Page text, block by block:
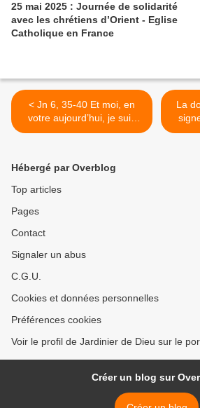
25 mai 2025 : Journée de solidarité
avec les chrétiens d’Orient - Eglise
Catholique en France
< Jn 6, 35-40 Et moi, en
votre aujourd’hui, je suis
avec vous…
La
Hébergé par Overblog
Top articles
Pages
Contact
Signaler un abus
C.G.U.
Cookies et données personnelles
Préférences cookies
Voir le profil de Jardinier de Dieu sur le
Créer un blog sur